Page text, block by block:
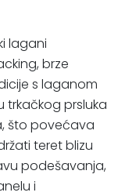
lagani
brze
s laganom
trkačkog prsluka
što povećava
teret blizu
podešavanja,
i